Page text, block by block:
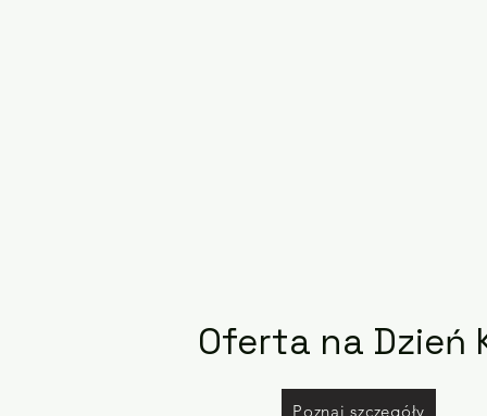
Oferta na Dzień
Poznaj szczegóły